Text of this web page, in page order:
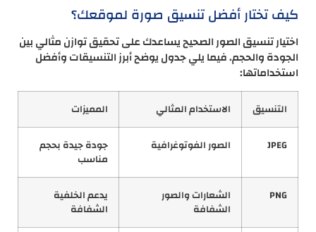
كيف تختار أفضل تنسيق صورة لموقعك؟
اختيار تنسيق الصور الصحيح يساعدك على تحقيق توازن مثالي بين
الجودة والحجم. فيما يلي جدول يوضح أبرز التنسيقات وأفضل
استخداماتها:
التنسيق الاستخدام المثالي المميزات
JPEG الصور الفوتوغرافية
جودة جيدة بحجم
مناسب
PNG
الشعارات والصور
الشفافة
يدعم الخلفية
الشفافة